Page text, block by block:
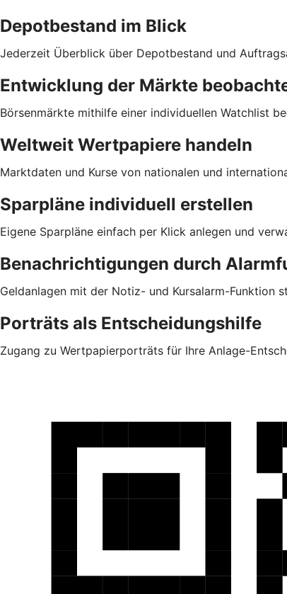
Depotbestand im Blick
Jederzeit Überblick über Depotbestand und
Entwicklung der Märkte
Börsenmärkte mithilfe einer individuellen Watchlist
Weltweit Wertpapiere handeln
Marktdaten und Kurse von nationalen und
Sparpläne individuell erstellen
Eigene Sparpläne einfach per Klick anlegen und
Benachrichtigungen durch
Geldanlagen mit der Notiz- und Kursalarm-Funktion
Porträts als Entscheidungshilfe
Zugang zu Wertpapierporträts für Ihre Anlage-